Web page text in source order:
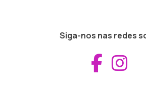
Siga-nos nas redes